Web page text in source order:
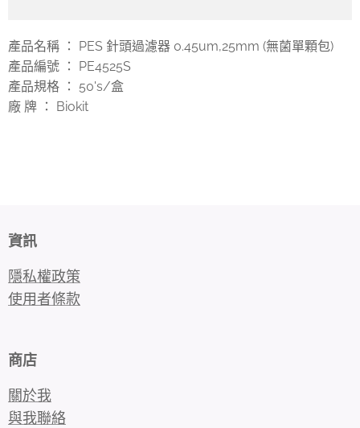
產品名稱 ： PES 針頭過濾器 0.45um,25mm (無菌單顆包)
產品編號 ： PE4525S
產品規格 ： 50's/盒
廠 牌 ： Biokit
資訊
隱私權政策
使用者條款
商店
關於我
與我聯絡